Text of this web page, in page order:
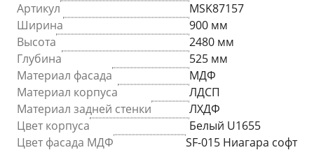
Артикул
MSK87157
Ширина
900 мм
Высота
2480 мм
Глубина
525 мм
Материал фасада
МДФ
Материал корпуса
ЛДСП
Материал задней стенки
ЛХДФ
Цвет корпуса
Белый U1655
Цвет фасада МДФ
SF-015 Ниагара софт